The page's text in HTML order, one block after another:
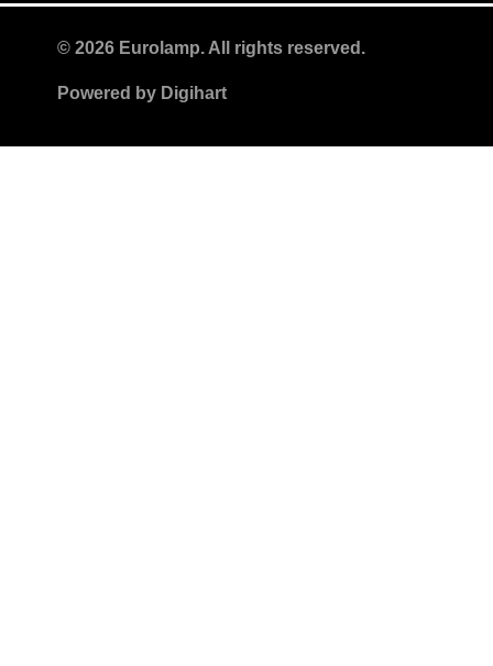
© 2026 Eurolamp. All rights reserved.
Powered by Digihart